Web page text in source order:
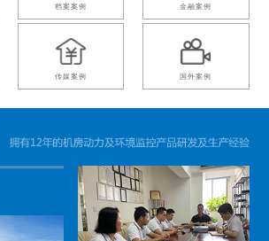
档案案例 金融案例
传媒案例 国外案例